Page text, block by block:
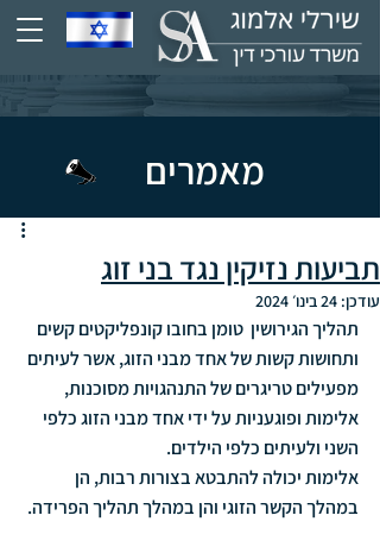
מאמרים
תביעות נזיקין נגד בני זוג
עודכן: 24 בינו׳ 2024
תהליך הגירושין  טומן בחובו קונפליקטים קשים
ותחושות קשות של אחד מבני הזוג, אשר לעיתים
מפעילים טריגרים של התנהגויות מסוכנות,
אלימות ופוגעניות על ידי אחד מבני הזוג כלפי
השני ולעיתים כלפי הילדים.
אלימות יכולה להתבטא בצורות רבות, הן
במהלך הקשר הזוגי והן במהלך תהליך הפרידה.